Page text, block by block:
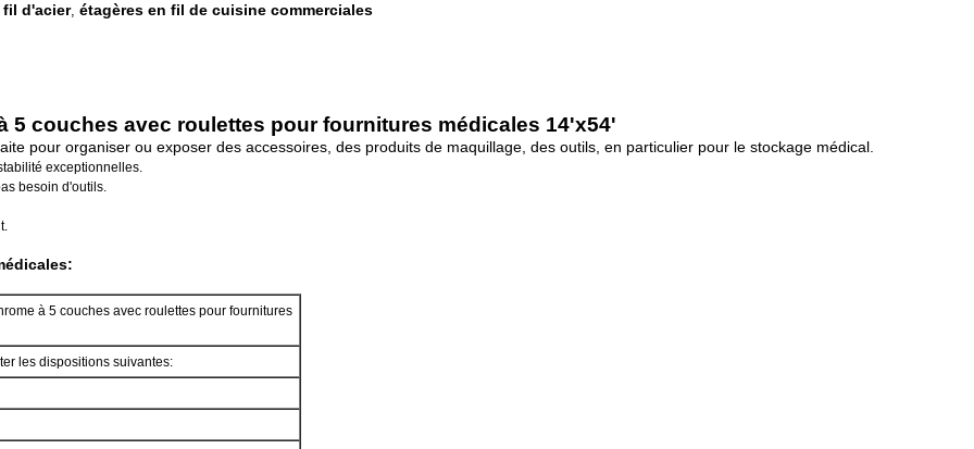
fil d'acier, étagères en fil de cuisine commerciales
5 couches avec roulettes pour fournitures médicales 14'x54'
pour organiser ou exposer des accessoires, des produits de maquillage, des outils, en particulier pour le stockage médical.
exceptionnelles.
besoin d'outils.
à 5 couches avec roulettes pour fournitures
les dispositions suivantes: